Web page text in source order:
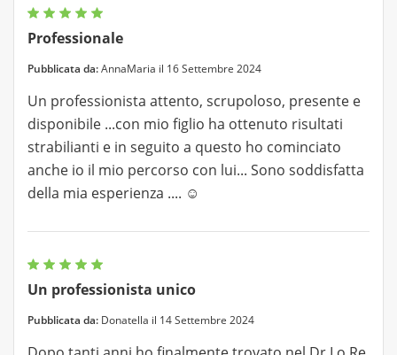
Professionale
Pubblicata da:AnnaMaria il 16 Settembre 2024
Un professionista attento, scrupoloso, presente e
disponibile ...con mio figlio ha ottenuto risultati
strabilianti e in seguito a questo ho cominciato
anche io il mio percorso con lui... Sono soddisfatta
della mia esperienza .... ☺️
Un professionista unico
Pubblicata da: Donatella il 14 Settembre 2024